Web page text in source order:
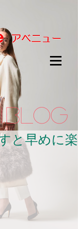
と早めに楽